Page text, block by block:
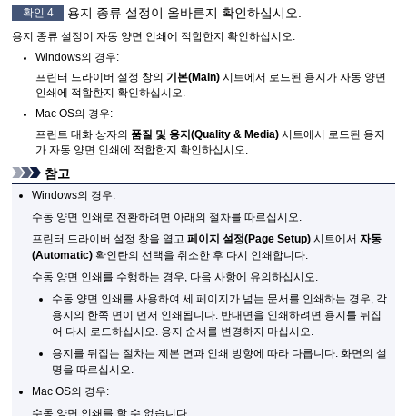
확인 4 용지 종류 설정이 올바른지 확인하십시오.
용지 종류 설정이 자동 양면 인쇄에 적합한지 확인하십시오.
Windows의 경우:
프린터 드라이버 설정 창의기본(Main) 시트에서 로드된 용지가 자동 양면
인쇄에 적합한지 확인하십시오.
Mac OS의 경우:
프린트 대화 상자의품질 및 용지(Quality & Media) 시트에서 로드된 용지
가 자동 양면 인쇄에 적합한지 확인하십시오.
참고
Windows의 경우:
수동 양면 인쇄로 전환하려면 아래의 절차를 따르십시오.
프린터 드라이버 설정 창을 열고페이지 설정(Page Setup) 시트에서자동
(Automatic) 확인란의 선택을 취소한 후 다시 인쇄합니다.
수동 양면 인쇄를 수행하는 경우, 다음 사항에 유의하십시오.
수동 양면 인쇄를 사용하여 세 페이지가 넘는 문서를 인쇄하는 경우, 각
용지의 한쪽 면이 먼저 인쇄됩니다. 반대면을 인쇄하려면 용지를 뒤집
어 다시 로드하십시오. 용지 순서를 변경하지 마십시오.
용지를 뒤집는 절차는 제본 면과 인쇄 방향에 따라 다릅니다. 화면의 설
명을 따르십시오.
Mac OS의 경우:
수동 양면 인쇄를 할 수 없습니다.